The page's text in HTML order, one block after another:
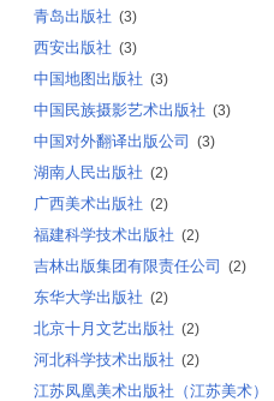
青岛出版社 (3)
西安出版社 (3)
中国地图出版社 (3)
中国民族摄影艺术出版社 (3)
中国对外翻译出版公司 (3)
湖南人民出版社 (2)
广西美术出版社 (2)
福建科学技术出版社 (2)
吉林出版集团有限责任公司 (2)
东华大学出版社 (2)
北京十月文艺出版社 (2)
河北科学技术出版社 (2)
江苏凤凰美术出版社（江苏美术）